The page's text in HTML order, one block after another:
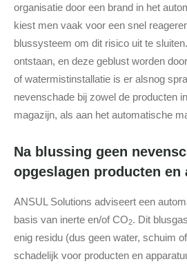
organisatie door een brand in het
kiest men vaak voor een snel
blussysteem om dit risico uit te
ontstaan, en deze geblust worden
of watermistinstallatie is er alsnog
nevenschade bij zowel de producten
magazijn, als aan het automatische
Na blussing geen
opgeslagen producten en
ANSUL Solutions adviseert een
basis van inerte en/of CO2. Dit
enig residu (dus geen water, schuim
schadelijk voor producten en